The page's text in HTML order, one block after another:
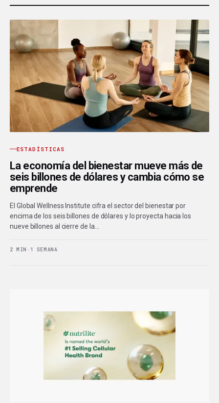
ESTADÍSTICAS
La economía del bienestar mueve más de
seis billones de dólares y cambia cómo se
emprende
El Global Wellness Institute cifra el sector del bienestar por
encima de los seis billones de dólares y lo proyecta hacia los
nueve billones al cierre de la…
2 MIN · 1 SEMANA